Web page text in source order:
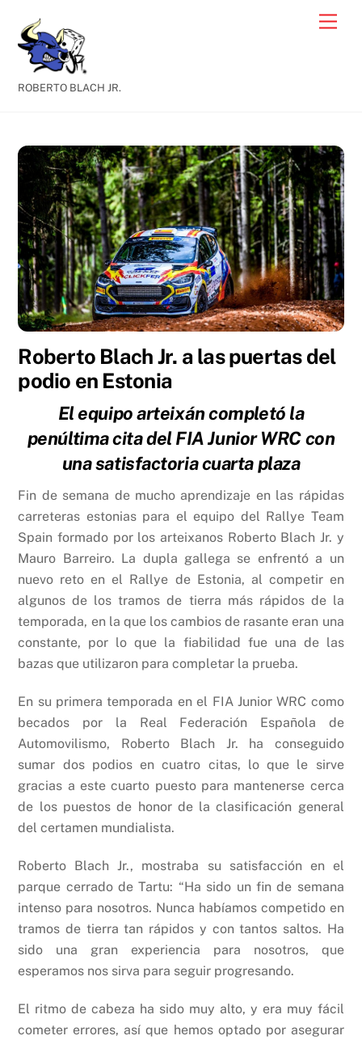
content
ROBERTO BLACH JR.
Roberto Blach Jr. a las puertas del
podio en Estonia
El equipo arteixán completó la
penúltima cita del FIA Junior WRC con
una satisfactoria cuarta plaza
Fin de semana de mucho aprendizaje en las rápidas
carreteras estonias para el equipo del Rallye Team
Spain formado por los arteixanos Roberto Blach Jr. y
Mauro Barreiro. La dupla gallega se enfrentó a un
nuevo reto en el Rallye de Estonia, al competir en
algunos de los tramos de tierra más rápidos de la
temporada, en la que los cambios de rasante eran una
constante, por lo que la fiabilidad fue una de las
bazas que utilizaron para completar la prueba.
En su primera temporada en el FIA Junior WRC como
becados por la Real Federación Española de
Automovilismo, Roberto Blach Jr. ha conseguido
sumar dos podios en cuatro citas, lo que le sirve
gracias a este cuarto puesto para mantenerse cerca
de los puestos de honor de la clasificación general
del certamen mundialista.
Roberto Blach Jr., mostraba su satisfacción en el
parque cerrado de Tartu: “Ha sido un fin de semana
intenso para nosotros. Nunca habíamos competido en
tramos de tierra tan rápidos y con tantos saltos. Ha
sido una gran experiencia para nosotros, que
esperamos nos sirva para seguir progresando.
El ritmo de cabeza ha sido muy alto, y era muy fácil
cometer errores, así que hemos optado por asegurar